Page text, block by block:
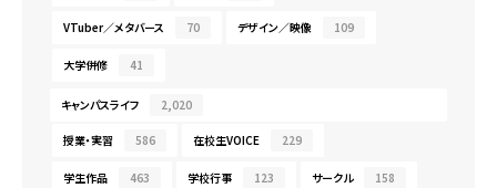
VTuber／メタバース 70 デザイン／映像 109
大学併修 41
キャンパスライフ 2,020
授業・実習 586 在校生VOICE 229
学生作品 463 学校行事 123 サークル 158